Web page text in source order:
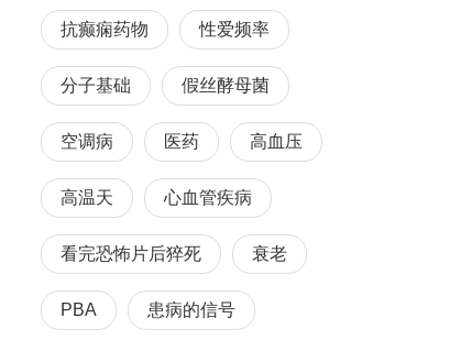
抗癫痫药物 性爱频率
分子基础 假丝酵母菌
空调病 医药 高血压
高温天 心血管疾病
看完恐怖片后猝死 衰老
PBA 患病的信号